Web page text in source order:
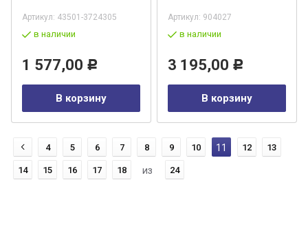
Артикул: 43501-3724305
в наличии
1 577,00 Р
В корзину
Артикул: 904027
в наличии
3 195,00 Р
В корзину
4 5 6 7 8 9 10 11 12 13
14 15 16 17 18 из 24